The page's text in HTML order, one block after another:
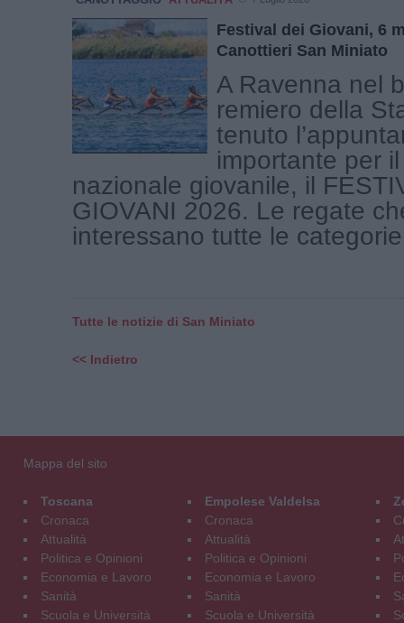
Festival dei Giovani, 6
Canottieri San Miniato
A Ravenna nel
remiero della
tenuto
importante per
nazionale giovanile, il
GIOVANI 2026. Le regate
interessano tutte le
Tutte le notizie di San Miniato
<< Indietro
Mappa del sito
Toscana
Cronaca
Attualità
Politica e Opinioni
Economia e Lavoro
Sanità
Scuola e Università
Empolese Valdelsa
Cronaca
Attualità
Politica e Opinioni
Economia e Lavoro
Sanità
Scuola e Università